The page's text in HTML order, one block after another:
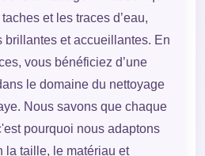
et les traces d’eau,
brillantes et accueillantes. En
vous bénéficiez d’une
le domaine du nettoyage
Nous savons que chaque
pourquoi nous adaptons
la taille, le matériau et